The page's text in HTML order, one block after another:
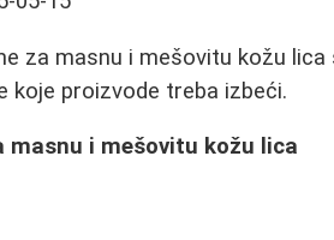
za masnu i mešovitu kožu
koje proizvode treba izbeći.
masnu i mešovitu kožu lica